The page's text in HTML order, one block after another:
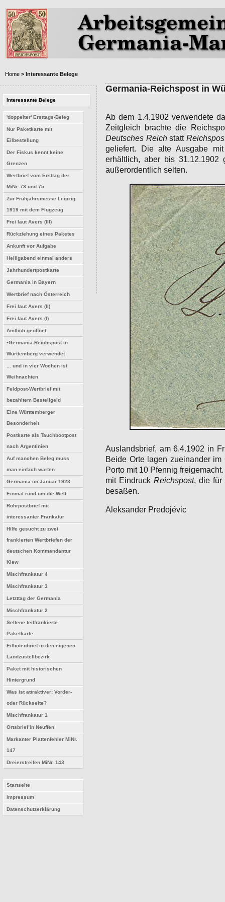
Home > Interessante Belege
Germania-Reichspost in
Ab dem 1.4.1902 verwendete
Zeitgleich brachte die
Deutsches Reichstatt
geliefert. Die alte Ausgabe
erhältlich, aber bis 31.12.1902
außerordentlich selten.
Auslandsbrief, am 6.4.1902 in
Beide Orte lagen zueinander
Porto mit 10 Pfennig
mit EindruckReichspost, die für
besaßen.
Aleksander Predojévic
Interessante Belege
'doppelter' Ersttags-Beleg
Nur Paketkarte mit
Eilbestellung
Der Fiskus kennt keine
Grenzen
Wertbrief vom Ersttag der
MiNr. 73 und 75
Zur Frühjahrsmesse Leipzig
1919 mit dem Flugzeug
Frei laut Avers (III)
Rückziehung eines Paketes
Ankunft vor Aufgabe
Heiligabend einmal anders
Jahrhundertpostkarte
Germania in Bayern
Wertbrief nach Österreich
Frei laut Avers (II)
Frei laut Avers (I)
Amtlich geöffnet
•Germania-Reichspost in
Württemberg verwendet
... und in vier Wochen ist
Weihnachten
Feldpost-Wertbrief mit
bezahltem Bestellgeld
Eine Württemberger
Besonderheit
Postkarte als Tauchbootpost
nach Argentinien
Auf manchen Beleg muss
man einfach warten
Germania im Januar 1923
Einmal rund um die Welt
Rohrpostbrief mit
interessanter Frankatur
Hilfe gesucht zu zwei
frankierten Wertbriefen der
deutschen Kommandantur
Kiew
Mischfrankatur 4
Mischfrankatur 3
Letzttag der Germania
Mischfrankatur 2
Seltene teilfrankierte
Paketkarte
Eilbotenbrief in den eigenen
Landzustellbezirk
Paket mit historischen
Hintergrund
Was ist attraktiver: Vorder-
oder Rückseite?
Mischfrankatur 1
Ortsbrief in Neuffen
Markanter Plattenfehler MiNr.
147
Dreierstreifen MiNr. 143
Startseite
Impressum
Datenschutzerklärung